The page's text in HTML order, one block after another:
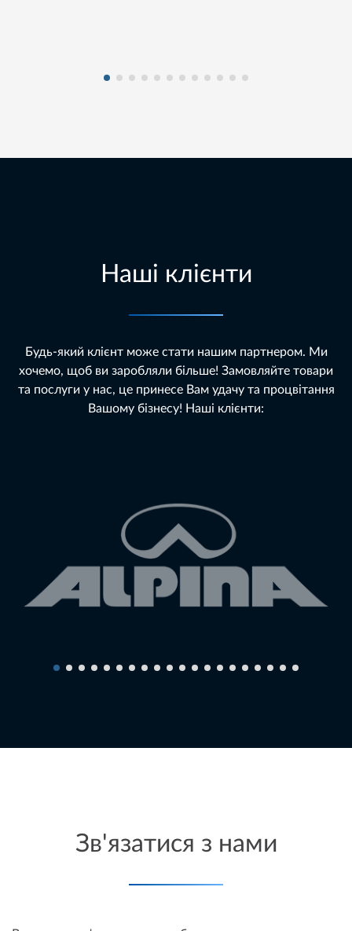
Наші клієнти
Будь-який клієнт може стати нашим партнером. Ми
хочемо, щоб ви заробляли більше! Замовляйте товари
та послуги у нас, це принесе Вам удачу та процвітання
Вашому бізнесу! Наші клієнти:
Зв'язатися з нами